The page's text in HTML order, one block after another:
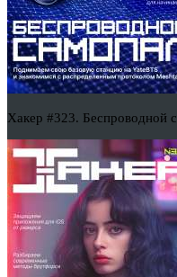
Хакер #323. Беспроводной